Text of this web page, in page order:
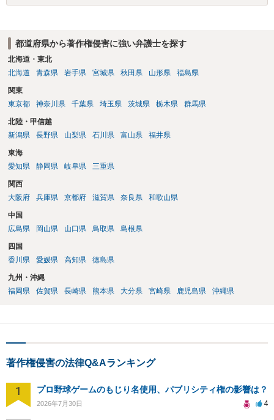
都道府県から著作権侵害に強い弁護士を探す
北海道・東北
北海道
青森県 岩手県 宮城県 秋田県 山形県 福島県
関東
東京都
神奈川県 千葉県 埼玉県 茨城県 栃木県 群馬県
北陸・甲信越
新潟県
長野県 山梨県 石川県 富山県 福井県
東海
愛知県
静岡県 岐阜県 三重県
関西
大阪府
兵庫県 京都府 滋賀県 奈良県 和歌山県
中国
広島県
岡山県 山口県 鳥取県 島根県
四国
香川県
愛媛県 高知県 徳島県
九州・沖縄
福岡県
佐賀県 長崎県 熊本県 大分県 宮崎県 鹿児島県 沖縄県
著作権侵害の法律Q&Aランキング
1 プロ野球ゲームのもじり名使用、パブリシティ権の影響は？
2026年7月30日 4